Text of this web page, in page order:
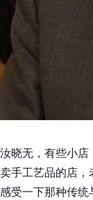
汝晓无，有些小
卖手工艺品的店
感受一下那种传